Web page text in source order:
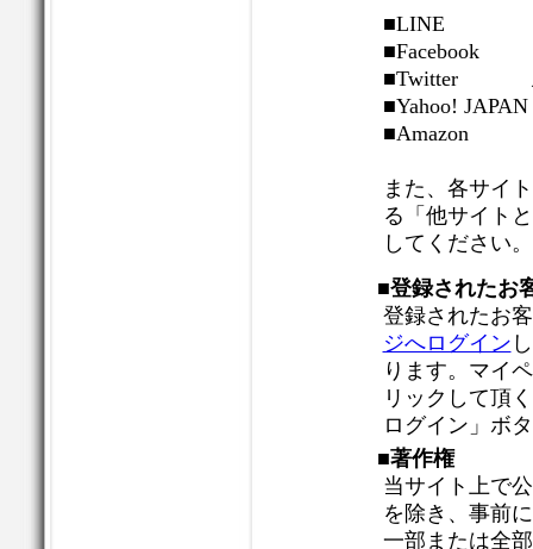
■LINE 名前
■Facebook
■Twitter メ
■Yahoo!
■Amazon 姓
また、各サイ
る「他サイト
してください。
■登録されたお
登録されたお
ジへログイン
ります。マイ
リックして頂
ログイン」ボ
■著作権
当サイト上で
を除き、事前
一部または全